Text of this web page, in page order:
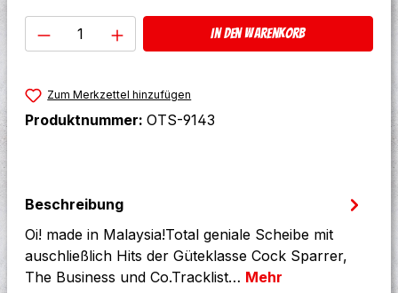
Produkt Anzahl: Gib den
In den Warenkorb
Zum Merkzettel hinzufügen
Produktnummer: OTS-9143
Beschreibung
Oi! made in Malaysia!Total geniale Scheibe mit
auschließlich Hits der Güteklasse Cock Sparrer,
The Business und Co.Tracklist… Mehr